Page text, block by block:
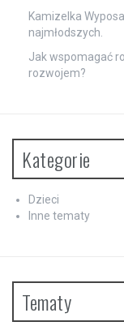
Kamizelka
najmłodszych.
Jak wspomagać
rozwojem?
Kategorie
Dzieci
Inne tematy
Tematy